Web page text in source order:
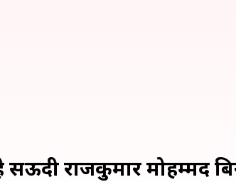
राजकुमार मोहम्मद